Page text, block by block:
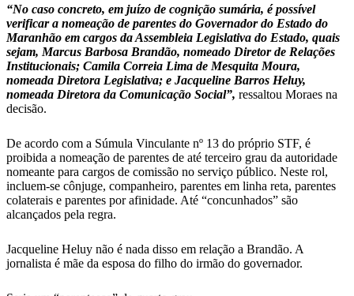
“No caso concreto, em juízo de cognição sumária, é possível
verificar a nomeação de parentes do Governador do Estado do
Maranhão em cargos da Assembleia Legislativa do Estado, quais
sejam, Marcus Barbosa Brandão, nomeado Diretor de Relações
Institucionais; Camila Correia Lima de Mesquita Moura,
nomeada Diretora Legislativa; e Jacqueline Barros Heluy,
nomeada Diretora da Comunicação Social”, ressaltou Moraes na
decisão.
De acordo com a Súmula Vinculante nº 13 do próprio STF, é
proibida a nomeação de parentes de até terceiro grau da autoridade
nomeante para cargos de comissão no serviço público. Neste rol,
incluem-se cônjuge, companheiro, parentes em linha reta, parentes
colaterais e parentes por afinidade. Até “concunhados” são
alcançados pela regra.
Jacqueline Heluy não é nada disso em relação a Brandão. A
jornalista é mãe da esposa do filho do irmão do governador.